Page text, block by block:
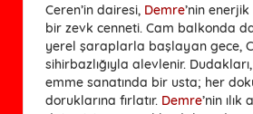
Ceren’in dairesi, Demre’nin
bir zevk cenneti. Cam balkonda
yerel şaraplarla başlayan gece,
sihirbazlığıyla alevlenir.
emme sanatında bir usta; her
doruklarına fırlatır. Demre’nin